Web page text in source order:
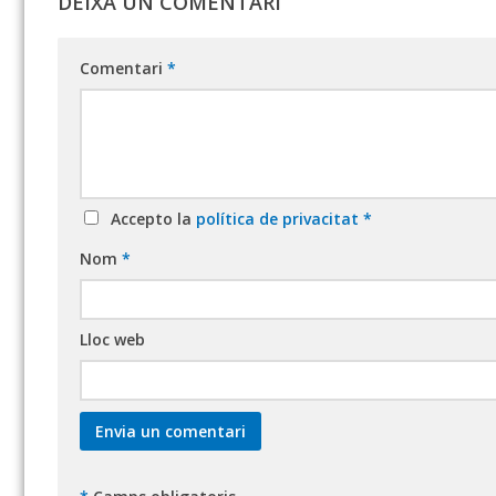
Comentari *
Accepto la política de privacitat *
Nom *
Lloc web